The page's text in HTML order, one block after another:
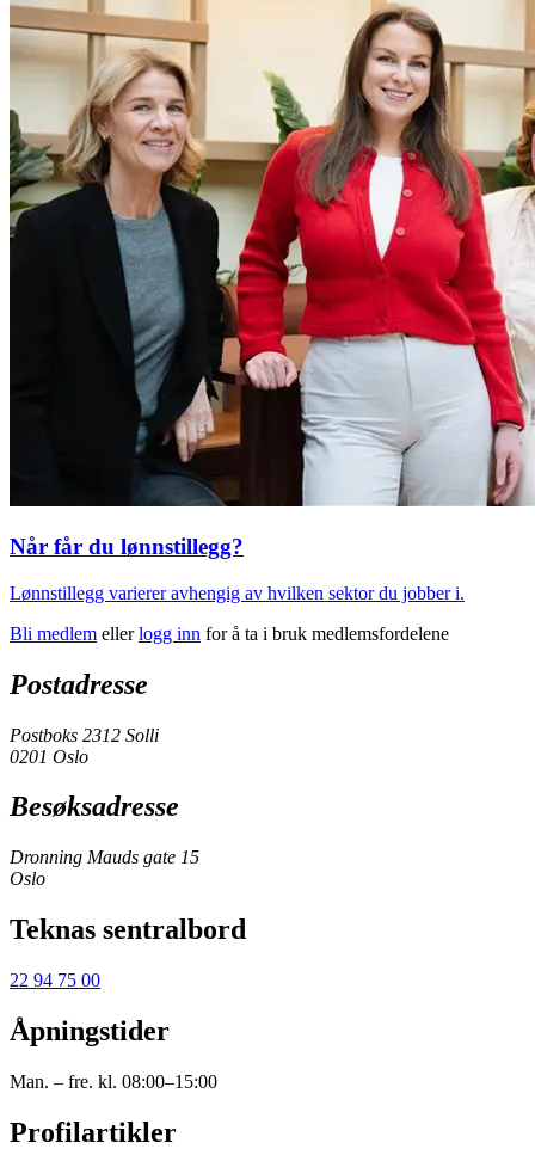
Når får du lønnstillegg?
Lønnstillegg varierer avhengig av hvilken sektor du jobber i.
Bli medlem ellerlogg inn for å ta i bruk medlemsfordelene
Postadresse
Postboks 2312 Solli
0201 Oslo
Besøksadresse
Dronning Mauds gate 15
Oslo
Teknas sentralbord
22 94 75 00
Åpningstider
Man. – fre. kl. 08:00–15:00
Profilartikler